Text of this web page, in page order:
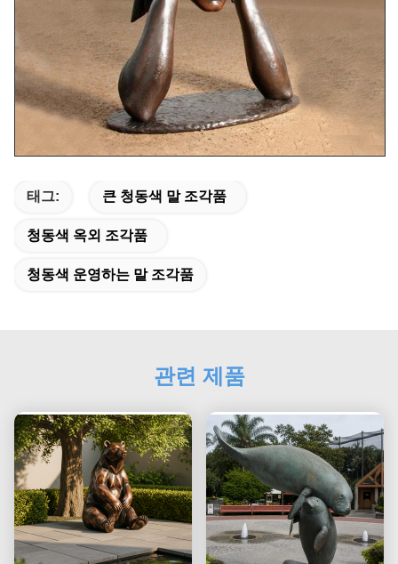
태그: 큰 청동색 말 조각품
청동색 옥외 조각품
청동색 운영하는 말 조각품
관련 제품